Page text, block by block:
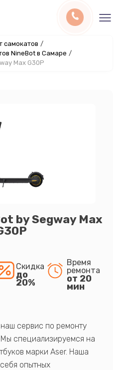
самокатов /
NineBot в Самаре /
Max G30P
by Segway Max
Скидка
до
20%
Время
ремонта
от 20
мин
сервис по ремонту
специализируемся на
марки Aser. Наша
опытных